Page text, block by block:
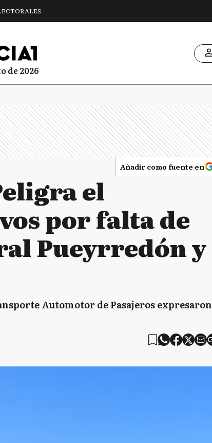
de 2026
Añadir como fuente en
el
por falta de
Pueyrredón y
Automotor de Pasajeros expresaron